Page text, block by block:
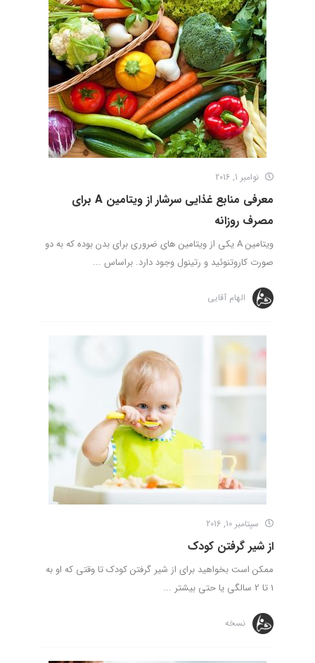
نوامبر 1, 2016
معرفی منابع غذایی سرشار از ویتامین A برای
مصرف روزانه
ویتامین A یکی از ویتامین های ضروری برای بدن بوده که به دو
صورت کاروتنوئید و رتینول وجود دارد. براساس ...
الهام آقایی
سپتامبر 10, 2016
از شیر گرفتن کودک
ممکن است بخواهید برای از شیر گرفتن کودک تا وقتی که او به
1 تا 2 سالگی یا حتی بیشتر ...
نسخه